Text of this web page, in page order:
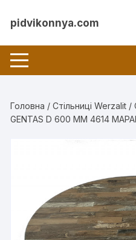
pidvikonnya.com
Головна /Стільниці Werzalit /
GENTAS D 600 ММ 4614